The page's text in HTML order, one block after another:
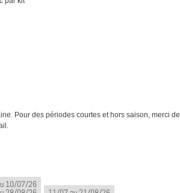
Pour des périodes courtes et hors saison, merci de
10/07/26